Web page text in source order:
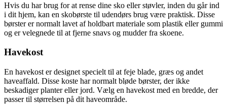
Hvis du har brug for at rense dine sko eller støvler, inden du går ind
i dit hjem, kan en skobørste til udendørs brug være praktisk. Disse
børster er normalt lavet af holdbart materiale som plastik eller gummi
og er velegnede til at fjerne snavs og mudder fra skoene.
Havekost
En havekost er designet specielt til at feje blade, græs og andet
haveaffald. Disse koste har normalt bløde børster, der ikke
beskadiger planter eller jord. Vælg en havekost med en bredde, der
passer til størrelsen på dit haveområde.